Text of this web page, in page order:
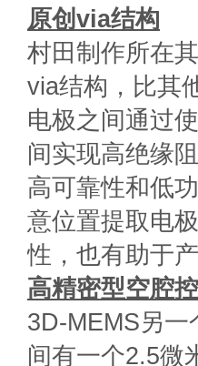
原创via结构
村田制作所在
via结构，比其
电极之间通过
间实现高绝缘
高可靠性和低
意位置提取电
性，也有助于
高精密型空腔
3D-MEMS另
间有一个2.5微